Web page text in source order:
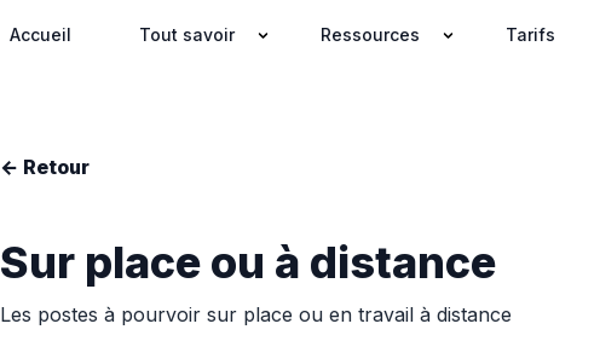
Accueil Tout savoir Ressources Tarifs
← Retour
Sur place ou à distance
Les postes à pourvoir sur place ou en travail à distance